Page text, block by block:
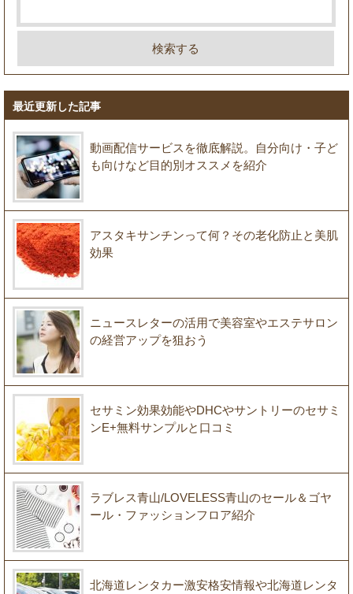
最近更新した記事
動画配信サービスを徹底解説。自分向け・子ど
も向けなど目的別オススメを紹介
アスタキサンチンって何？その老化防止と美肌
効果
ニュースレターの活用で美容室やエステサロン
の経営アップを狙おう
セサミン効果効能やDHCやサントリーのセサミ
ンE+無料サンプルと口コミ
ラブレス青山/LOVELESS青山のセール＆ゴヤ
ール・ファッションフロア紹介
北海道レンタカー激安格安情報や北海道レンタ